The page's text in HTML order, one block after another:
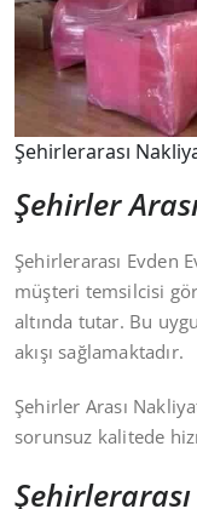
Şehirlerarası
Şehirler
Şehirlerarası Evden
müşteri temsilcisi
altında tutar. Bu
akışı sağlamaktadır.
Şehirler Arası
sorunsuz kalitede